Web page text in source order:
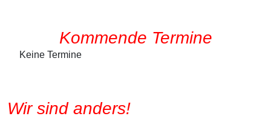
Kommende Termine
Keine Termine
Wir sind anders!